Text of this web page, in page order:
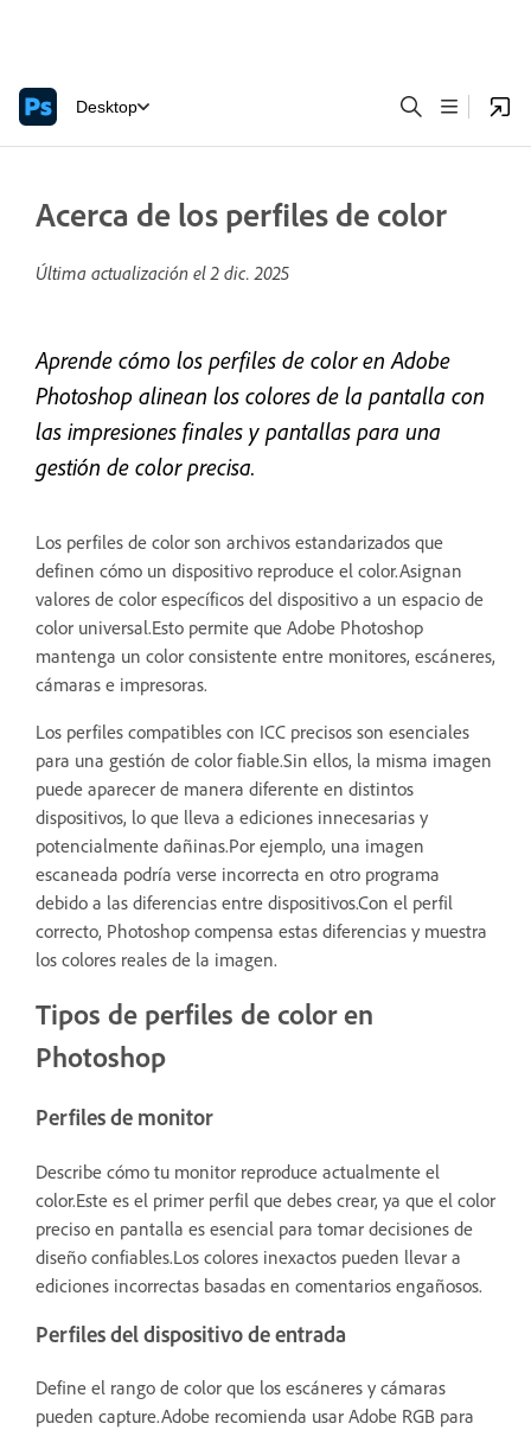
Desktop
Acerca de los perfiles de color
Última actualización el2 dic. 2025
Aprende cómo los perfiles de color en Adobe
Photoshop alinean los colores de la pantalla con
las impresiones finales y pantallas para una
gestión de color precisa.
Los perfiles de color son archivos estandarizados que
definen cómo un dispositivo reproduce el color.Asignan
valores de color específicos del dispositivo a un espacio de
color universal.Esto permite que Adobe Photoshop
mantenga un color consistente entre monitores, escáneres,
cámaras e impresoras.
Los perfiles compatibles con ICC precisos son esenciales
para una gestión de color fiable.Sin ellos, la misma imagen
puede aparecer de manera diferente en distintos
dispositivos, lo que lleva a ediciones innecesarias y
potencialmente dañinas.Por ejemplo, una imagen
escaneada podría verse incorrecta en otro programa
debido a las diferencias entre dispositivos.Con el perfil
correcto, Photoshop compensa estas diferencias y muestra
los colores reales de la imagen.
Tipos de perfiles de color en
Photoshop
Perfiles de monitor
Describe cómo tu monitor reproduce actualmente el
color.Este es el primer perfil que debes crear, ya que el color
preciso en pantalla es esencial para tomar decisiones de
diseño confiables.Los colores inexactos pueden llevar a
ediciones incorrectas basadas en comentarios engañosos.
Perfiles del dispositivo de entrada
Define el rango de color que los escáneres y cámaras
pueden capture.Adobe recomienda usar Adobe RGB para